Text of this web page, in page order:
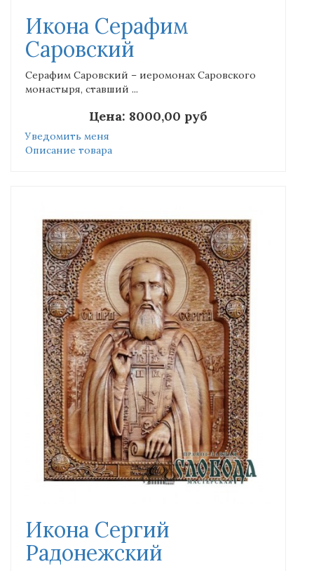
Икона Серафим
Саровский
Серафим Саровский – иеромонах Саровского
монастыря, ставший ...
Цена: 8000,00 руб
Уведомить меня
Описание товара
Икона Сергий
Радонежский